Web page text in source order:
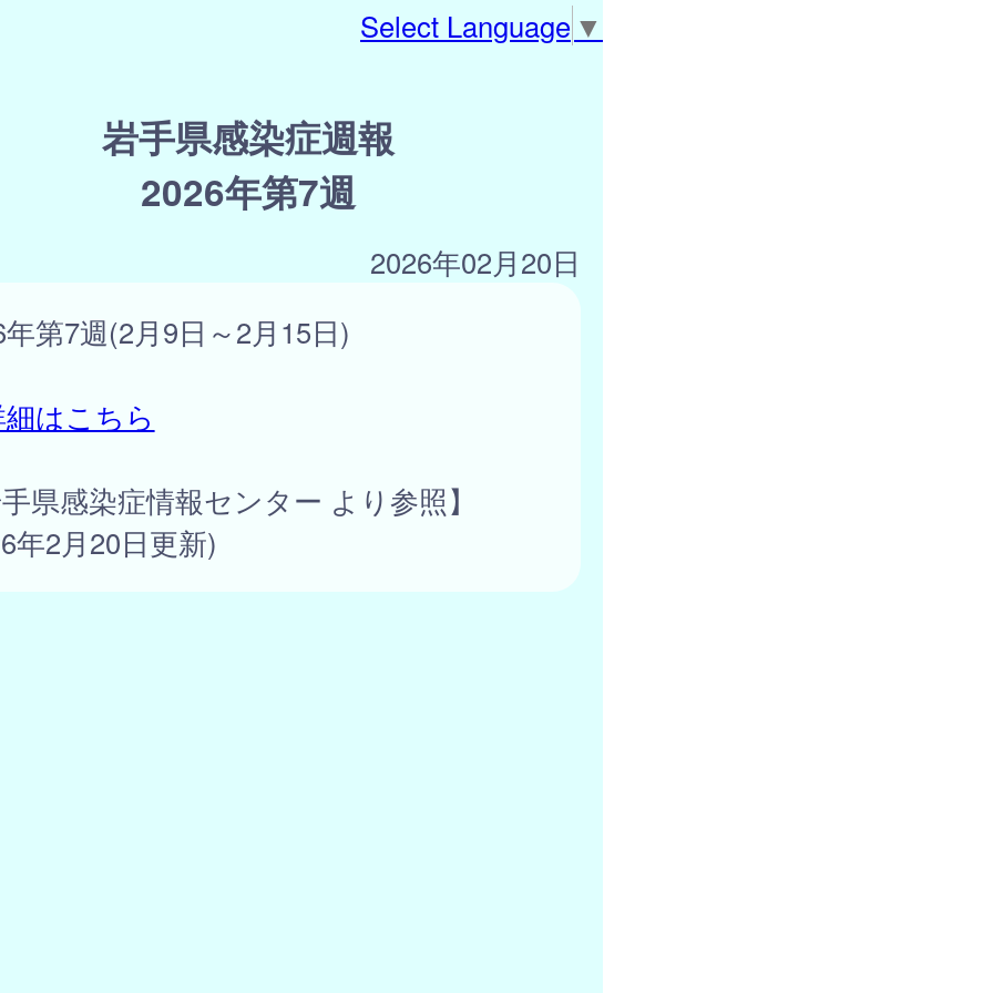
Select Language ▼
岩手県感染症週報
2026年第7週
2026年02月20日
第7週(2月9日～2月15日)
はこちら
県感染症情報センター より参照】
年2月20日更新)